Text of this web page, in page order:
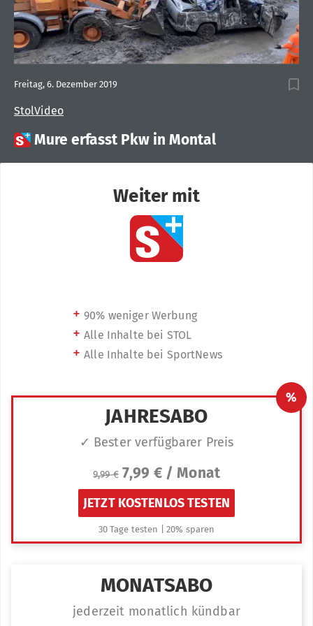
StolVideo
Freitag, 6. Dezember 2019
Mure erfasst Pkw in Montal